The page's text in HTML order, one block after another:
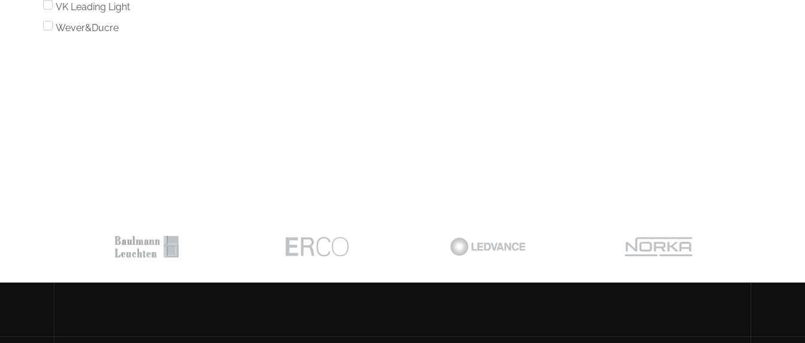
VK Leading Light
Wever&Ducre